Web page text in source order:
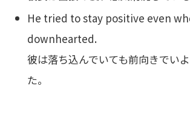
He tried to stay positive even
downhearted.
彼は落ち込んでいても前向きでい
た。